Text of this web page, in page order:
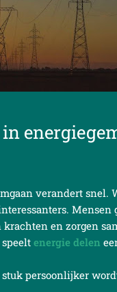
verandert snel.
en zorgen
energie delen
persoonlijker